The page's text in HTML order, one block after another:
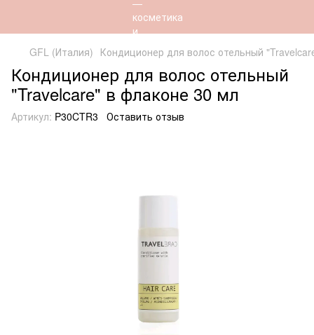
GFL (Италия) Кондиционер для волос отельный
Кондиционер для волос отельный
"Travelcare" в флаконе 30 мл
Артикул: P30CTR3 Оставить отзыв